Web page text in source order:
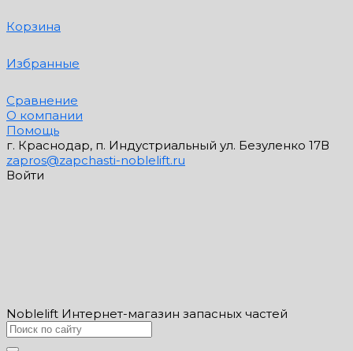
Корзина
Избранные
Сравнение
О компании
Помощь
г. Краснодар, п. Индустриальный ул. Безуленко 17В
zapros@zapchasti-noblelift.ru
Войти
Noblelift Интернет-магазин запасных частей